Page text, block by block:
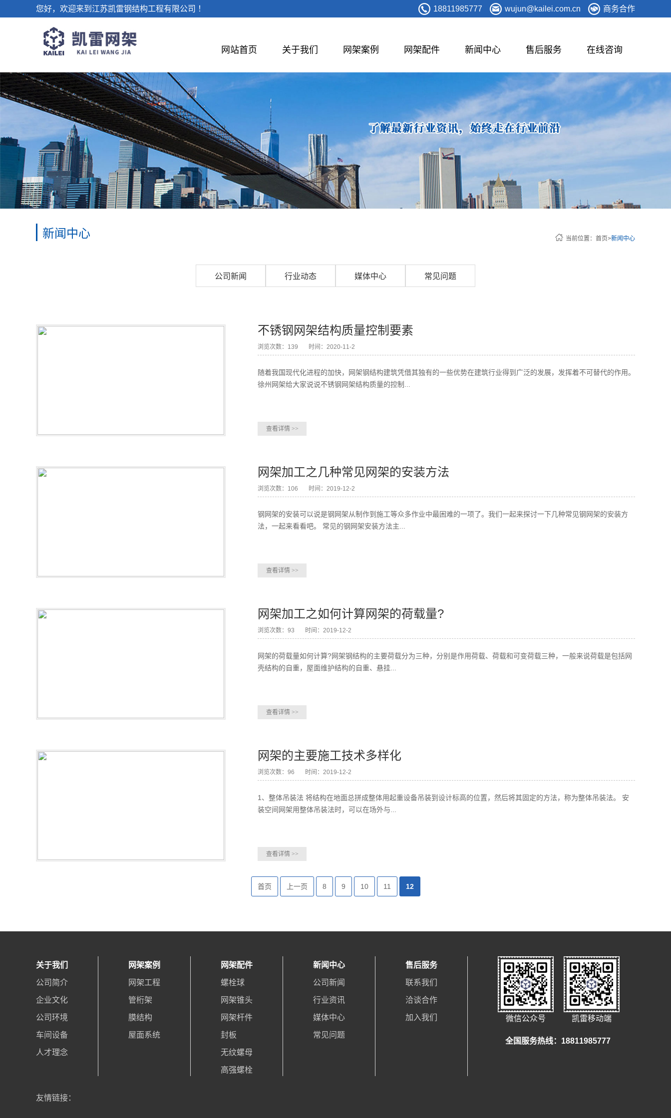
您好，欢迎来到江苏凯雷钢结构工程有限公司 ！ 18811985777 wujun@kailei.com.cn 商务合作
网站首页 关于我们
公司简介
企业文化
公司环境
车间设备
人才理念
网架案例
网架工程
航空工业网架 钢铁工业网架
管桁架
加油站
厂房/库房
膜结构 屋面系统
公共场馆
网架配件
螺栓球
网架锥头
网架杆件
封板
无纹螺母
新闻中心
公司新闻
行业资讯
媒体中心
常见问题
球形钢铁料场棚网架钢结构安装工艺
售后服务
联系我们
洽谈合作
在线咨询
新闻中心 当前位置： 首页>新闻中心
公司新闻 行业动态 媒体中心 常见问题
不锈钢网架结构质量控制要素
浏览次数：139 时间：2020-11-2
随着我国现代化进程的加快，网架钢结构建筑凭借其独有的一些优势在建筑行业得到广泛的发展，发挥着不可替代的作用。
徐州网架给大家说说不锈钢网架结构质量的控制...
查看详情 >>
网架加工之几种常见网架的安装方法
浏览次数：106 时间：2019-12-2
钢网架的安装可以说是钢网架从制作到施工等众多作业中最困难的一项了。我们一起来探讨一下几种常见钢网架的安装方
法，一起来看看吧。 常见的钢网架安装方法主...
查看详情 >>
网架加工之如何计算网架的荷载量?
浏览次数：93 时间：2019-12-2
网架的荷载量如何计算?网架钢结构的主要荷载分为三种，分别是作用荷载、荷载和可变荷载三种，一般来说荷载是包括网
壳结构的自重，屋面维护结构的自重、悬挂...
查看详情 >>
网架的主要施工技术多样化
浏览次数：96 时间：2019-12-2
1、整体吊装法 将结构在地面总拼成整体用起重设备吊装到设计标高的位置，然后将其固定的方法，称为整体吊装法。 安
装空间网架用整体吊装法时，可以在场外与...
查看详情 >>
首页 上一页 8 9 10 11 12
关于我们
公司简介
企业文化
公司环境
车间设备
人才理念
网架案例
网架工程
管桁架
膜结构
屋面系统
网架配件
螺栓球
网架锥头
网架杆件
封板
无纹螺母
高强螺栓
新闻中心
公司新闻
行业资讯
媒体中心
常见问题
售后服务
联系我们
洽谈合作
加入我们 微信公众号 凯雷移动端
全国服务热线：18811985777
友情链接：